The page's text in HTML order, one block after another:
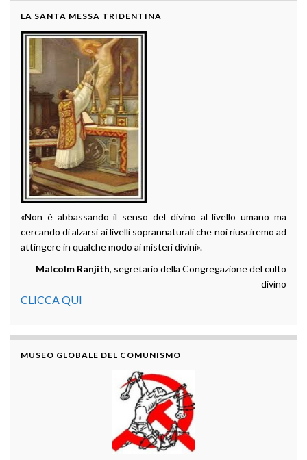
LA SANTA MESSA TRIDENTINA
«Non è abbassando il senso del divino al livello umano ma
cercando di alzarsi ai livelli soprannaturali che noi riusciremo ad
attingere in qualche modo ai misteri divini».
Malcolm Ranjith, segretario della Congregazione del culto
divino
CLICCA QUI
MUSEO GLOBALE DEL COMUNISMO